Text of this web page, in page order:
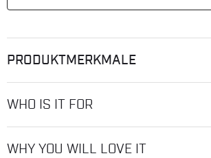
PRODUKTMERKMALE
WHO IS IT FOR
WHY YOU WILL LOVE IT